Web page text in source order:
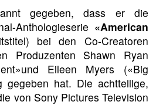
gegeben, dass er die
Anthologieserie «American
bei den Co-Creatoren
Produzenten Shawn Ryan
Eileen Myers («Big
gegeben hat. Die achtteilige,
von Sony Pictures Television